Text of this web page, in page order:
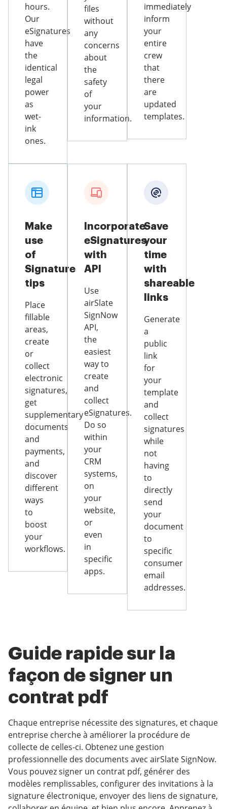
hours.
Our
eSignatures
have
the
identical
legal
power
as
wet-
ink
ones.
files
without
any
concerns
about
the
safety
of
your
information.
immediately
inform
your
entire
crew
that
there
are
updated
templates.
Make
use
of
Signature
tips
Place
fillable
areas,
create
or
collect
electronic
signatures,
get
supplementary
documents
and
payments,
and
discover
different
ways
to
boost
your
workflows.
Incorporate
eSignatures
with
API
Use
airSlate
SignNow
API,
the
easiest
way to
create
and
collect
eSignatures.
Do so
within
your
CRM
systems,
on
your
website,
or
even
in
specific
apps.
Save
your
time
with
shareable
links
Generate
a
public
link
for
your
template
and
collect
signatures
while
not
having
to
directly
send
your
document
to
specific
consumer
email
addresses.
Guide rapide sur la
façon de signer un
contrat pdf
Chaque entreprise nécessite des signatures, et chaque
entreprise cherche à améliorer la procédure de
collecte de celles-ci. Obtenez une gestion
professionnelle des documents avec airSlate SignNow.
Vous pouvez signer un contrat pdf, générer des
modèles remplissables, configurer des invitations à la
signature électronique, envoyer des liens de signature,